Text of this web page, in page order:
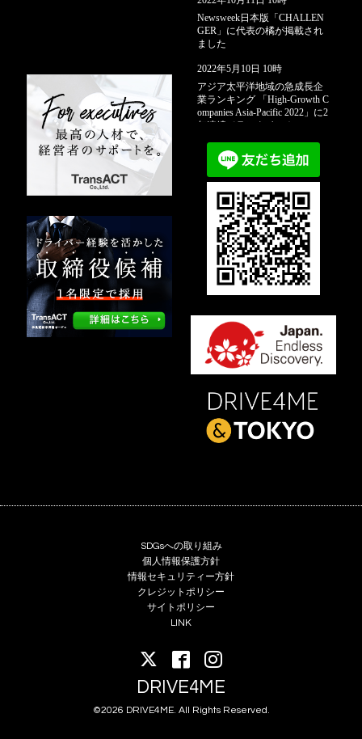
SDGsへの取り組み
個人情報保護方針
情報セキュリティー方針
クレジットポリシー
サイトポリシー
LINK
DRIVE4ME
©2026 DRIVE4ME. All Rights Reserved.